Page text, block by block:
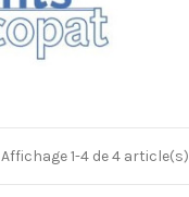
Affichage 1-4 de 4 article(s)